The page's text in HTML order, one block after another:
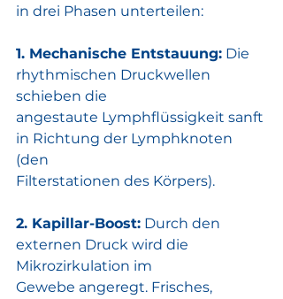
in drei Phasen unterteilen:
1. Mechanische Entstauung: Die
rhythmischen Druckwellen
schieben die
angestaute Lymphflüssigkeit sanft
in Richtung der Lymphknoten
(den
Filterstationen des Körpers).
2. Kapillar-Boost: Durch den
externen Druck wird die
Mikrozirkulation im
Gewebe angeregt. Frisches,